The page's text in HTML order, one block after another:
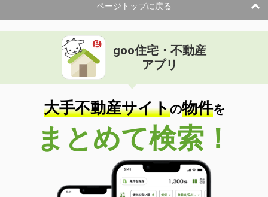
ページトップに戻る
goo住宅・不動産
アプリ
大手不動産サイトの物件を
まとめて検索！